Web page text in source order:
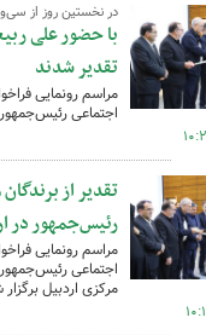
در نخستین روز از
با حضور علی
تقدیر شدند
مراسم رونمایی
اجتماعی
تقدیر از
رئیس‌جمهور در
مراسم رونمایی
مرکزی اردبیل